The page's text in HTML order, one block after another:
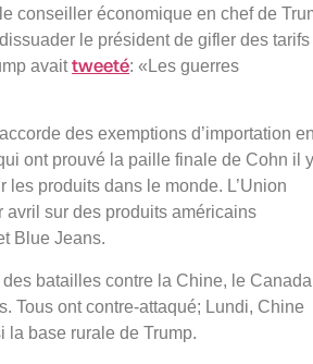
conseiller économique en chef de
le président de gifler des tarifs
avaittweeté: «Les guerres
des exemptions d’importation en
ont prouvé la paille finale de Cohn il
produits dans le monde. L’Union
sur des produits américains
Blue Jeans.
batailles contre la Chine, le
Tous ont contre-attaqué; Lundi, Chine
la base rurale de Trump.